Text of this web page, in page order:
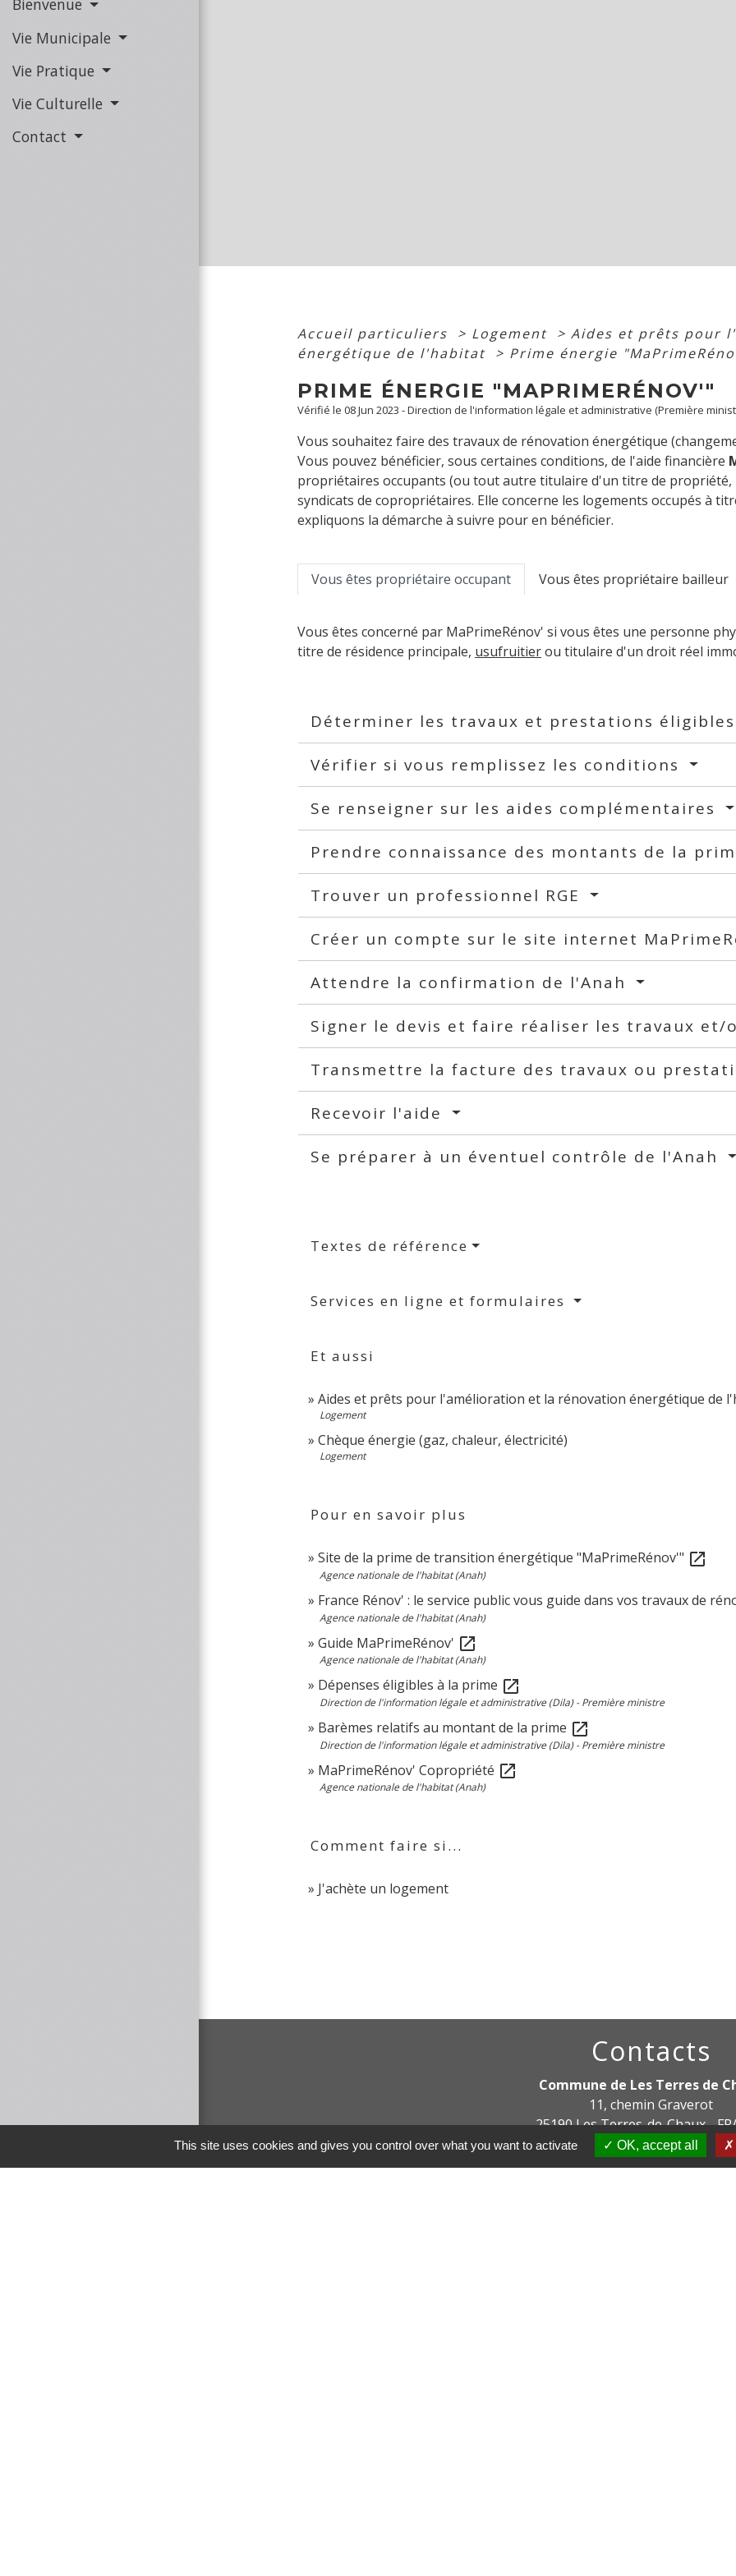
Bienvenue
Vie Municipale
Vie Pratique
Vie Culturelle
Contact
Accueil particuliers > Logement > Aides et prêts pour
énergétique de l'habitat > Prime énergie
PRIME ÉNERGIE "MAPRIMERÉNOV'"
Vérifié le 08 Jun 2023 - Direction de l'information légale et administrative (Première
Vous souhaitez faire des travaux de rénovation énergétique
Vous pouvez bénéficier, sous certaines conditions, de l'aide financière
propriétaires occupants (ou tout autre titulaire d'un titre de
syndicats de copropriétaires. Elle concerne les logements occupés à
expliquons la démarche à suivre pour en bénéficier.
Vous êtes propriétaire occupant Vous êtes propriétaire bailleur
Vous êtes concerné par MaPrimeRénov' si vous êtes une personne
titre de résidence principale, usufruitierou titulaire d'un droit réel
Déterminer les travaux et prestations éligibles
Vérifier si vous remplissez les conditions
Se renseigner sur les aides complémentaires
Prendre connaissance des montants de la
Trouver un professionnel RGE
Créer un compte sur le site internet
Attendre la confirmation de l'Anah
Signer le devis et faire réaliser les travaux et/
Transmettre la facture des travaux ou
Recevoir l'aide
Se préparer à un éventuel contrôle de l'Anah
Textes de référence
Services en ligne et formulaires
Et aussi
Aides et prêts pour l'amélioration et la rénovation énergétique de
Logement
Chèque énergie (gaz, chaleur, électricité)
Logement
Pour en savoir plus
Site de la prime de transition énergétique "MaPrimeRénov'" open_in_new
Agence nationale de l'habitat (Anah)
France Rénov' : le service public vous guide dans vos travaux de
Agence nationale de l'habitat (Anah)
Guide MaPrimeRénov' open_in_new
Agence nationale de l'habitat (Anah)
Dépenses éligibles à la prime open_in_new
Direction de l'information légale et administrative (Dila) - Première ministre
Barèmes relatifs au montant de la prime open_in_new
Direction de l'information légale et administrative (Dila) - Première ministre
MaPrimeRénov' Copropriété open_in_new
Agence nationale de l'habitat (Anah)
Comment faire si...
J'achète un logement
Contacts
Commune de Les Terres de
11, chemin Graverot
25190 Les Terres-de-Chaux -
+33 3 81 94 14 85
Contact par formulaire
This site uses cookies and gives you control over what you want to activate OK, accept all